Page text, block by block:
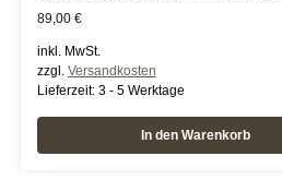
89,00 €
inkl. MwSt.
zzgl. Versandkosten
Lieferzeit: 3 - 5 Werktage
In den Warenkorb